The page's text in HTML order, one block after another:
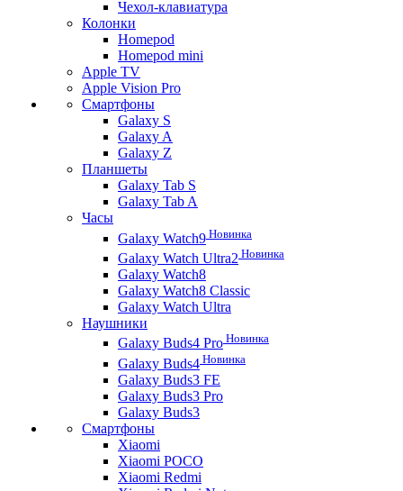
Чехол-клавиатура
Колонки
Homepod
Homepod mini
Apple TV
Apple Vision Pro
Смартфоны
Galaxy S
Galaxy A
Galaxy Z
Планшеты
Galaxy Tab S
Galaxy Tab A
Часы
Galaxy Watch9 Новинка
Galaxy Watch Ultra2 Новинка
Galaxy Watch8
Galaxy Watch8 Classic
Galaxy Watch Ultra
Наушники
Galaxy Buds4 Pro Новинка
Galaxy Buds4 Новинка
Galaxy Buds3 FE
Galaxy Buds3 Pro
Galaxy Buds3
Смартфоны
Xiaomi
Xiaomi POCO
Xiaomi Redmi